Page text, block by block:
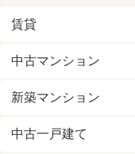
賃貸
中古マンション
新築マンション
中古一戸建て